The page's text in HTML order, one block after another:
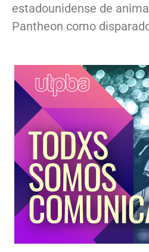
estadounidense de
Pantheon como